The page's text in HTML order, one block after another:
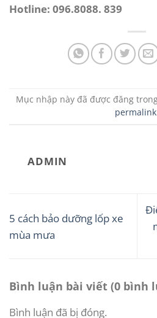
Hotline: 096.8088. 839
Mục nhập này đã được đăng
permalink
ADMIN
5 cách bảo dưỡng lốp xe
mùa mưa
Bình luận bài viết (0 bình
Bình luận đã bị đóng.